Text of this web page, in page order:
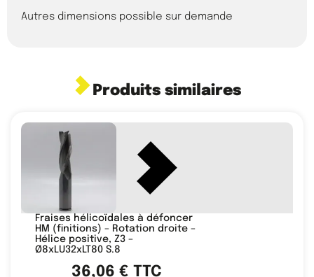
Autres dimensions possible sur demande
Produits similaires
Fraises hélicoïdales à défoncer
HM (finitions) – Rotation droite –
Hélice positive, Z3 –
Ø8xLU32xLT80 S.8
36,06 € TTC